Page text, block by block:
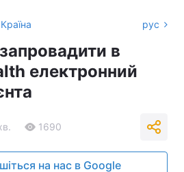
Країна рус
в
електронний
1690
на нас в Google